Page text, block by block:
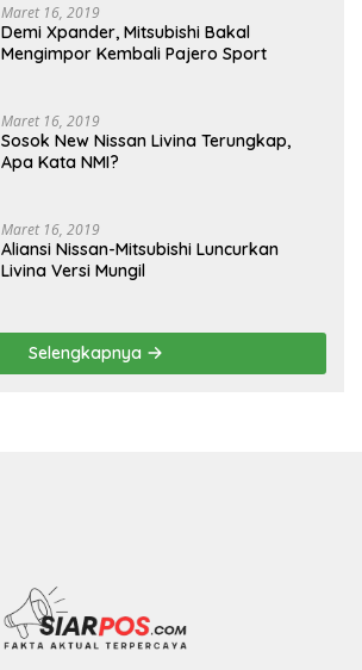
Maret 16, 2019
Demi Xpander, Mitsubishi Bakal
Mengimpor Kembali Pajero Sport
Maret 16, 2019
Sosok New Nissan Livina Terungkap,
Apa Kata NMI?
Maret 16, 2019
Aliansi Nissan-Mitsubishi Luncurkan
Livina Versi Mungil
Selengkapnya